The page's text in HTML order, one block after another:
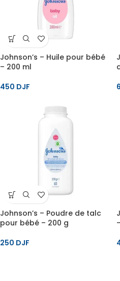
Johnson’s – Huile pour bébé
– 200 ml
450 DJF
Johnson’s – Poudre de talc
pour bébé – 200 g
250 DJF